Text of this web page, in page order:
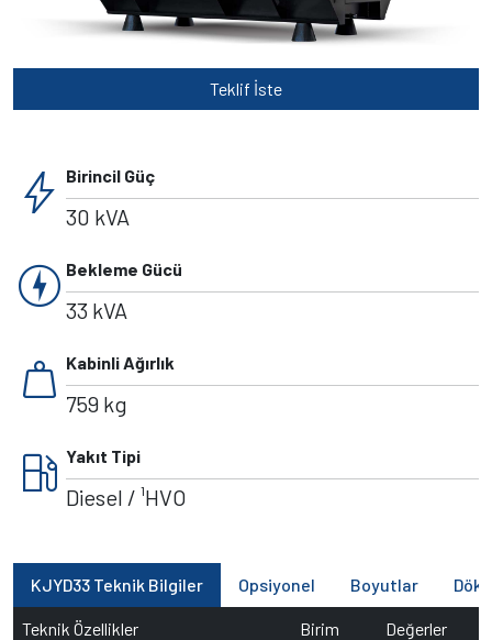
Teklif İste
bolt Birincil Güç
30 kVA
charger Bekleme Gücü
33 kVA
weight Kabinli Ağırlık
759 kg
local_gas_station Yakıt Tipi
Diesel / ¹HVO
KJYD33 Teknik Bilgiler Opsiyonel Boyutlar
Teknik Özellikler Birim Değerler